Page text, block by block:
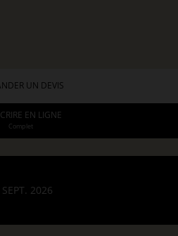
UN DEVIS
EN LIGNE
Complet
2026